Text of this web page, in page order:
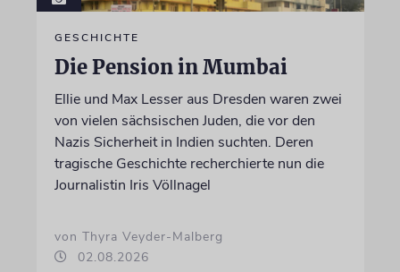
GESCHICHTE
Die Pension in Mumbai
Ellie und Max Lesser aus Dresden waren zwei
von vielen sächsischen Juden, die vor den
Nazis Sicherheit in Indien suchten. Deren
tragische Geschichte recherchierte nun die
Journalistin Iris Völlnagel
von Thyra Veyder-Malberg
02.08.2026